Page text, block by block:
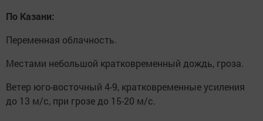
По Казани:
Переменная облачность.
Местами небольшой кратковременный дождь, гроза.
Ветер юго-восточный 4-9, кратковременные усиления
до 13 м/с, при грозе до 15-20 м/с.